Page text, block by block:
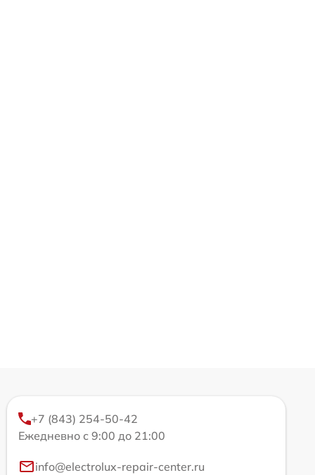
+7 (843) 254-50-42
Ежедневно с 9:00 до 21:00
info@electrolux-repair-center.ru